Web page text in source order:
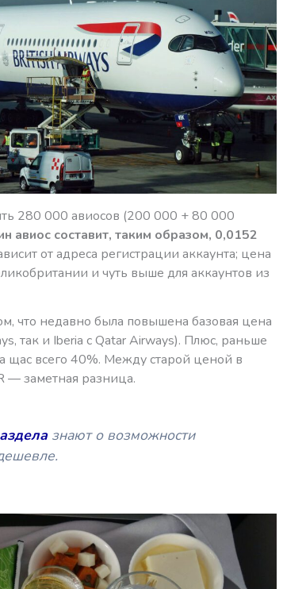
280 000 авиосов (200 000 + 80 000
авиос составит, таким образом, 0,0152
от адреса регистрации аккаунта; цена
и чуть выше для аккаунтов из
что недавно была повышена базовая цена
так и Iberia с Qatar Airways). Плюс, раньше
щас всего 40%. Между старой ценой в
— заметная разница.
знают о возможности